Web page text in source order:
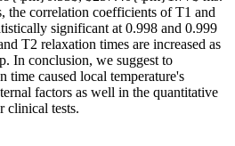
the correlation coefficients of T1 and
significant at 0.998 and 0.999
T2 relaxation times are increased as
In conclusion, we suggest to
time caused local temperature's
factors as well in the quantitative
clinical tests.